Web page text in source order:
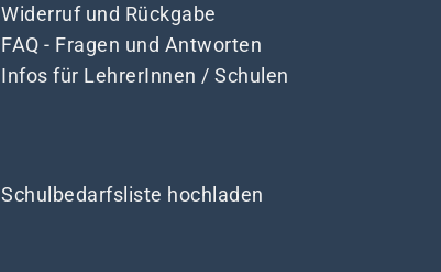
Widerruf und Rückgabe
FAQ - Fragen und Antworten
Infos für LehrerInnen / Schulen
Schulbedarfsliste hochladen